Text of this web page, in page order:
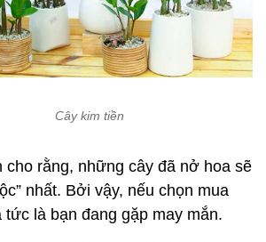
Cây kim tiền
cho rằng, những cây đã nở hoa sẽ
nhất. Bởi vậy, nếu chọn mua
là bạn đang gặp may mắn.